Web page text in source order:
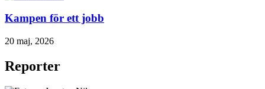
Kampen för ett jobb
20 maj, 2026
Reporter